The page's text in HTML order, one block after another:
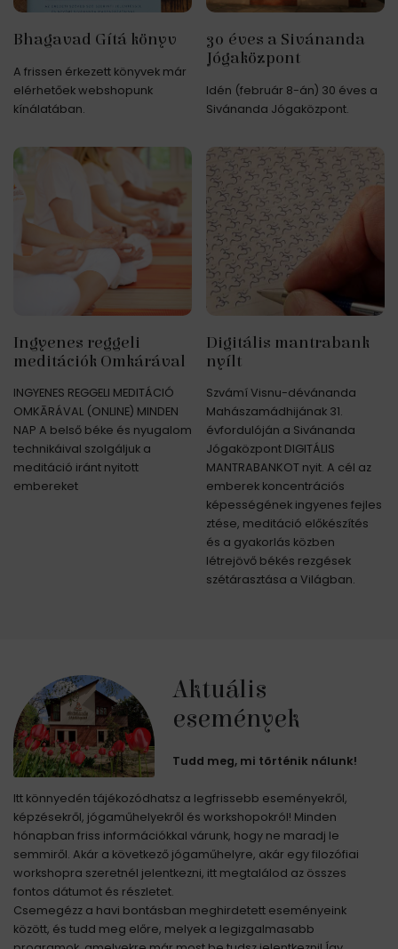
Bhagavad Gítá könyv
A frissen érkezett könyvek már
elérhetőek webshopunk
kínálatában.
30 éves a Sivánanda
Jógaközpont
Idén (február 8-án) 30 éves a
Sivánanda Jógaközpont.
Ingyenes reggeli
meditációk Omkárával
INGYENES REGGELI MEDITÁCIÓ
OMKĀRÁVAL (ONLINE) MINDEN
NAP A belső béke és nyugalom
technikáival szolgáljuk a
meditáció iránt nyitott
embereket
Digitális mantrabank
nyílt
Szvámí Visnu-dévánanda
Mahászamádhijának 31.
évfordulóján a Sivánanda
Jógaközpont DIGITÁLIS
MANTRABANKOT nyit. A cél az
emberek koncentrációs
képességének ingyenes fejles
ztése, meditáció előkészítés
és a gyakorlás közben
létrejövő békés rezgések
szétárasztása a Világban.
Aktuális
események
Tudd meg, mi történik nálunk!
Itt könnyedén tájékozódhatsz a legfrissebb eseményekről,
képzésekről, jógaműhelyekről és workshopokról! Minden
hónapban friss információkkal várunk, hogy ne maradj le
semmiről. Akár a következő jógaműhelyre, akár egy filozófiai
workshopra szeretnél jelentkezni, itt megtalálod az összes
fontos dátumot és részletet.
Csemegézz a havi bontásban meghirdetett eseményeink
között, és tudd meg előre, melyek a legizgalmasabb